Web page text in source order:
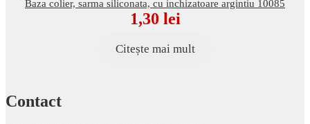
Baza colier, sarma siliconata, cu inchizatoare argintiu 10085
1,30 lei
Citește mai mult
Contact